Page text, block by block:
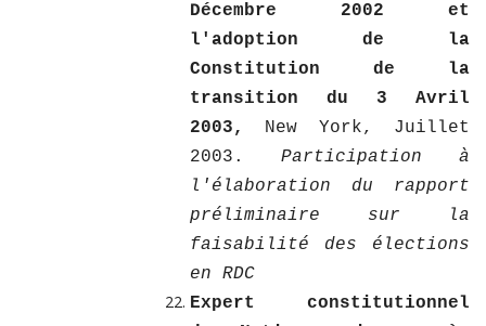
Décembre 2002 et
l'adoption de la
Constitution de la
transition du 3 Avril
2003, New York, Juillet
2003. Participation à
l'élaboration du rapport
préliminaire sur la
faisabilité des élections
en RDC
Expert constitutionnel